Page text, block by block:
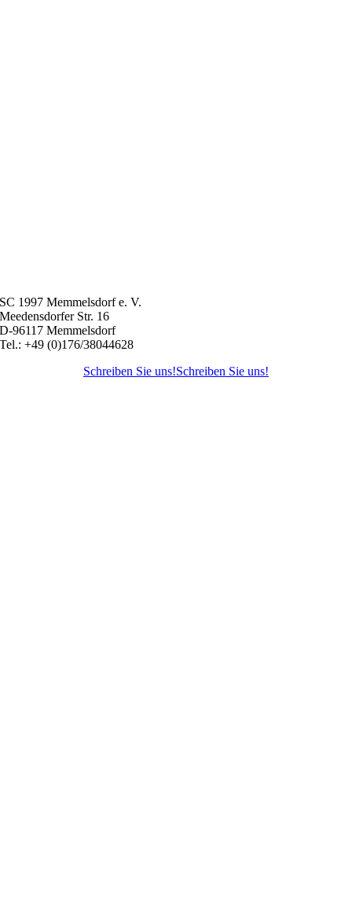
SC 1997 Memmelsdorf e. V.
Meedensdorfer Str. 16
D-96117 Memmelsdorf
Tel.: +49 (0)176/38044628
Schreiben Sie uns!Schreiben Sie uns!